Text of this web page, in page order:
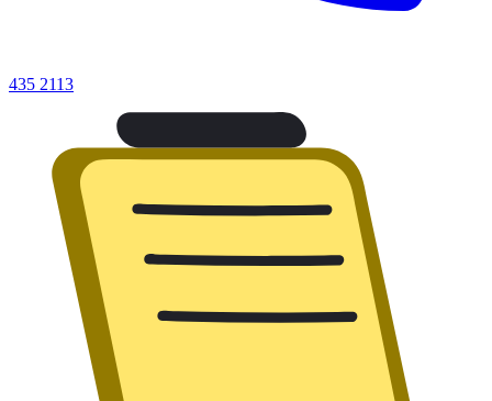
435 2113